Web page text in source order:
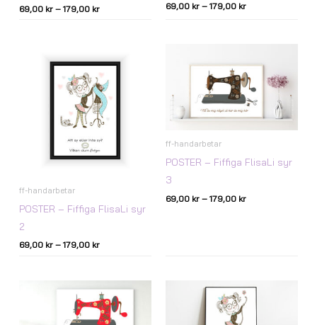
69,00 kr – 179,00 kr 69,00 kr – 179,00 kr
ff-handarbetar
POSTER – Fiffiga FlisaLi syr
2
69,00 kr – 179,00 kr
69,00 kr
till
179,00 kr
ff-handarbetar
POSTER – Fiffiga FlisaLi syr
3
69,00 kr – 179,00 kr
till
179,00 kr
69,00 kr
till
179,00 kr
Prisintervall:
69,00 kr